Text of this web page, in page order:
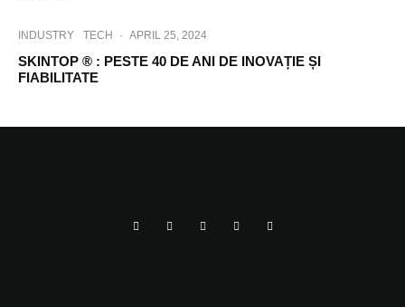
INDUSTRY TECH · APRIL 25, 2024
SKINTOP ® : PESTE 40 DE ANI DE INOVAȚIE ȘI
FIABILITATE